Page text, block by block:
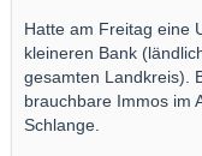
Hatte am Freitag eine
kleineren Bank
gesamten Landkreis).
brauchbare Immos im
Schlange.